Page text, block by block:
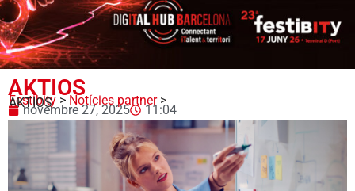
AKTIOS
Festibity >Notícies partner>
AKTIOS
novembre 27, 2025 11:04